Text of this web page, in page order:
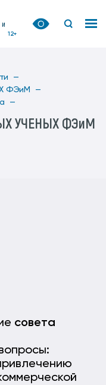
и
12+
—
ФЭиМ —
—
УЧЕНЫХ ФЭиМ
совета